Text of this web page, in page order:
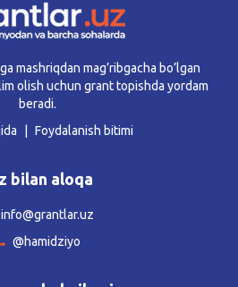
mashriqdan mag’ribgacha bo’lgan
olish uchun grant topishda yordam
beradi.
Foydalanish bitimi
bilan aloqa
info@grantlar.uz
@hamidziyo